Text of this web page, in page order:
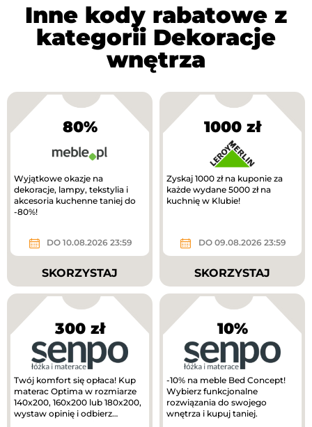
Inne kody rabatowe z
kategorii Dekoracje
wnętrza
80%
Wyjątkowe okazje na
dekoracje, lampy, tekstylia i
akcesoria kuchenne taniej do
-80%!
DO 10.08.2026 23:59
SKORZYSTAJ
1000 zł
Zyskaj 1000 zł na kuponie za
każde wydane 5000 zł na
kuchnię w Klubie!
DO 09.08.2026 23:59
SKORZYSTAJ
300 zł
Twój komfort się opłaca! Kup
materac Optima w rozmiarze
140x200, 160x200 lub 180x200,
wystaw opinię i odbierz
10%
-10% na meble Bed Concept!
Wybierz funkcjonalne
rozwiązania do swojego
wnętrza i kupuj taniej.